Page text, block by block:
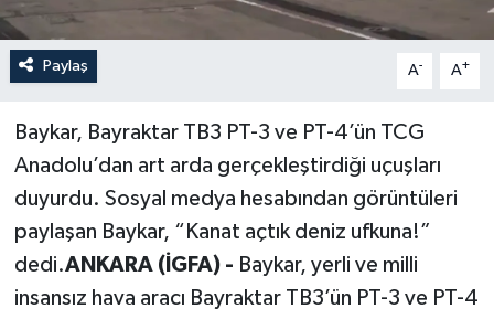
Paylaş A- A+
Baykar, Bayraktar TB3 PT-3 ve PT-4’ün TCG
Anadolu’dan art arda gerçekleştirdiği uçuşları
duyurdu. Sosyal medya hesabından görüntüleri
paylaşan Baykar, “Kanat açtık deniz ufkuna!”
dedi.ANKARA (İGFA) - Baykar, yerli ve milli
insansız hava aracı Bayraktar TB3’ün PT-3 ve PT-4